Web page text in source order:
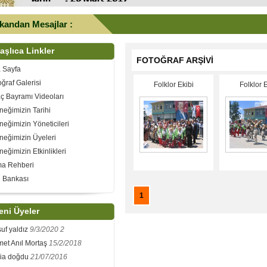
Mesajlar :
Linkler
Sayfa
Galerisi
Bayramı Videoları
Tarihi
Yöneticileri
Üyeleri
Etkinlikleri
Rehberi
Bankası
Üyeler
yaldız 9/3/2020 2
Anıl Mortaş 15/2/2018
doğdu 21/07/2016
YILI YAPILACAK
FOTOĞRAF ARŞİVİ
Folklor Ekibi Folklor
1